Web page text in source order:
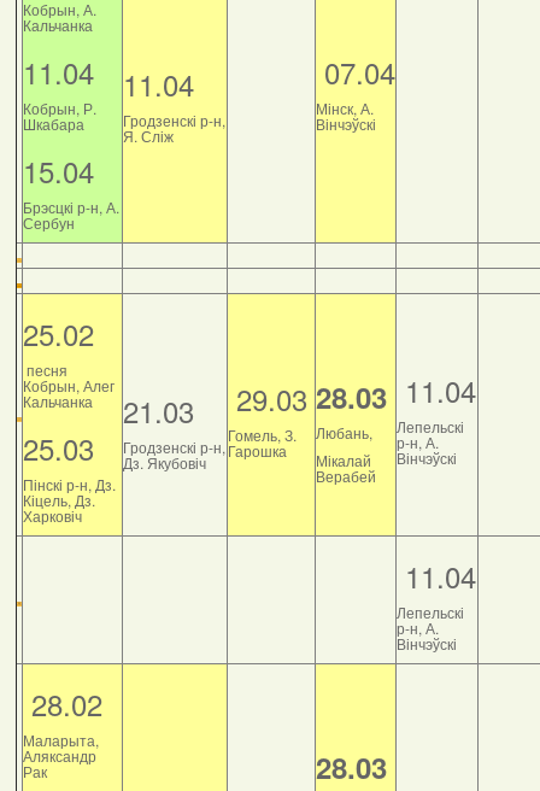
Кобрын, А.
Кальчанка
11.04
Кобрын, Р.
Шкабара
15.04
Брэсцкі р-н, А.
Сербун
11.04
Гродзенскі р-н,
Я. Сліж
07.04
Мінск, А.
Вінчэўскі
25.02
песня
Кобрын, Алег
Кальчанка
25.03
Пінскі р-н, Дз.
Кіцель, Дз.
Харковіч
21.03
Гродзенскі р-н,
Дз. Якубовіч
29.03
Гомель, З.
Гарошка
28.03
Любань,
Мікалай
Верабей
11.04
Лепельскі
р-н, А.
Вінчэўскі
11.04
Лепельскі
р-н, А.
Вінчэўскі
28.02
Маларыта,
Аляксандр
Рак 28.03